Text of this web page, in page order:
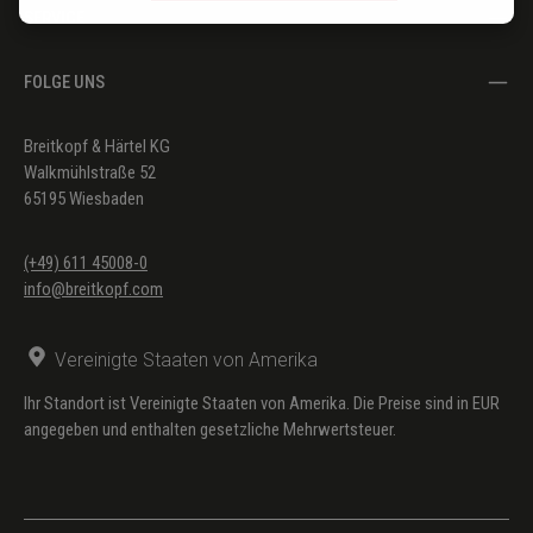
SERVICE
FOLGE UNS
Breitkopf & Härtel KG
Walkmühlstraße 52
65195 Wiesbaden
(+49) 611 45008-0
info@breitkopf.com
Vereinigte Staaten von Amerika
Ihr Standort ist Vereinigte Staaten von Amerika. Die Preise sind in EUR
angegeben und enthalten gesetzliche Mehrwertsteuer.